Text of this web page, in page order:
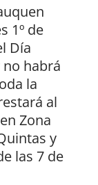
1º de
Día
habrá
la
al
Zona
y
las 7 de